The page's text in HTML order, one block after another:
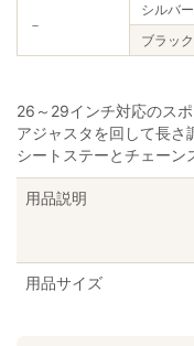
－
シルバー
ブラック
26～29インチ対応のス
アジャスタを回して長さ
シートステーとチェーン
用品説明
用品サイズ